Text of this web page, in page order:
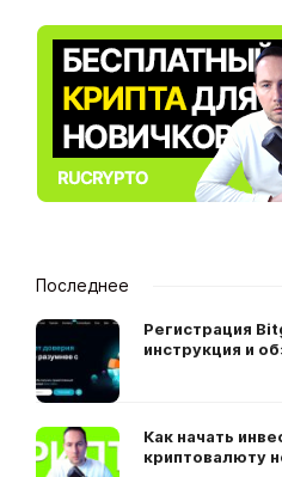
Последнее
Регистрация
инструкция и
Как начать
криптовалюту